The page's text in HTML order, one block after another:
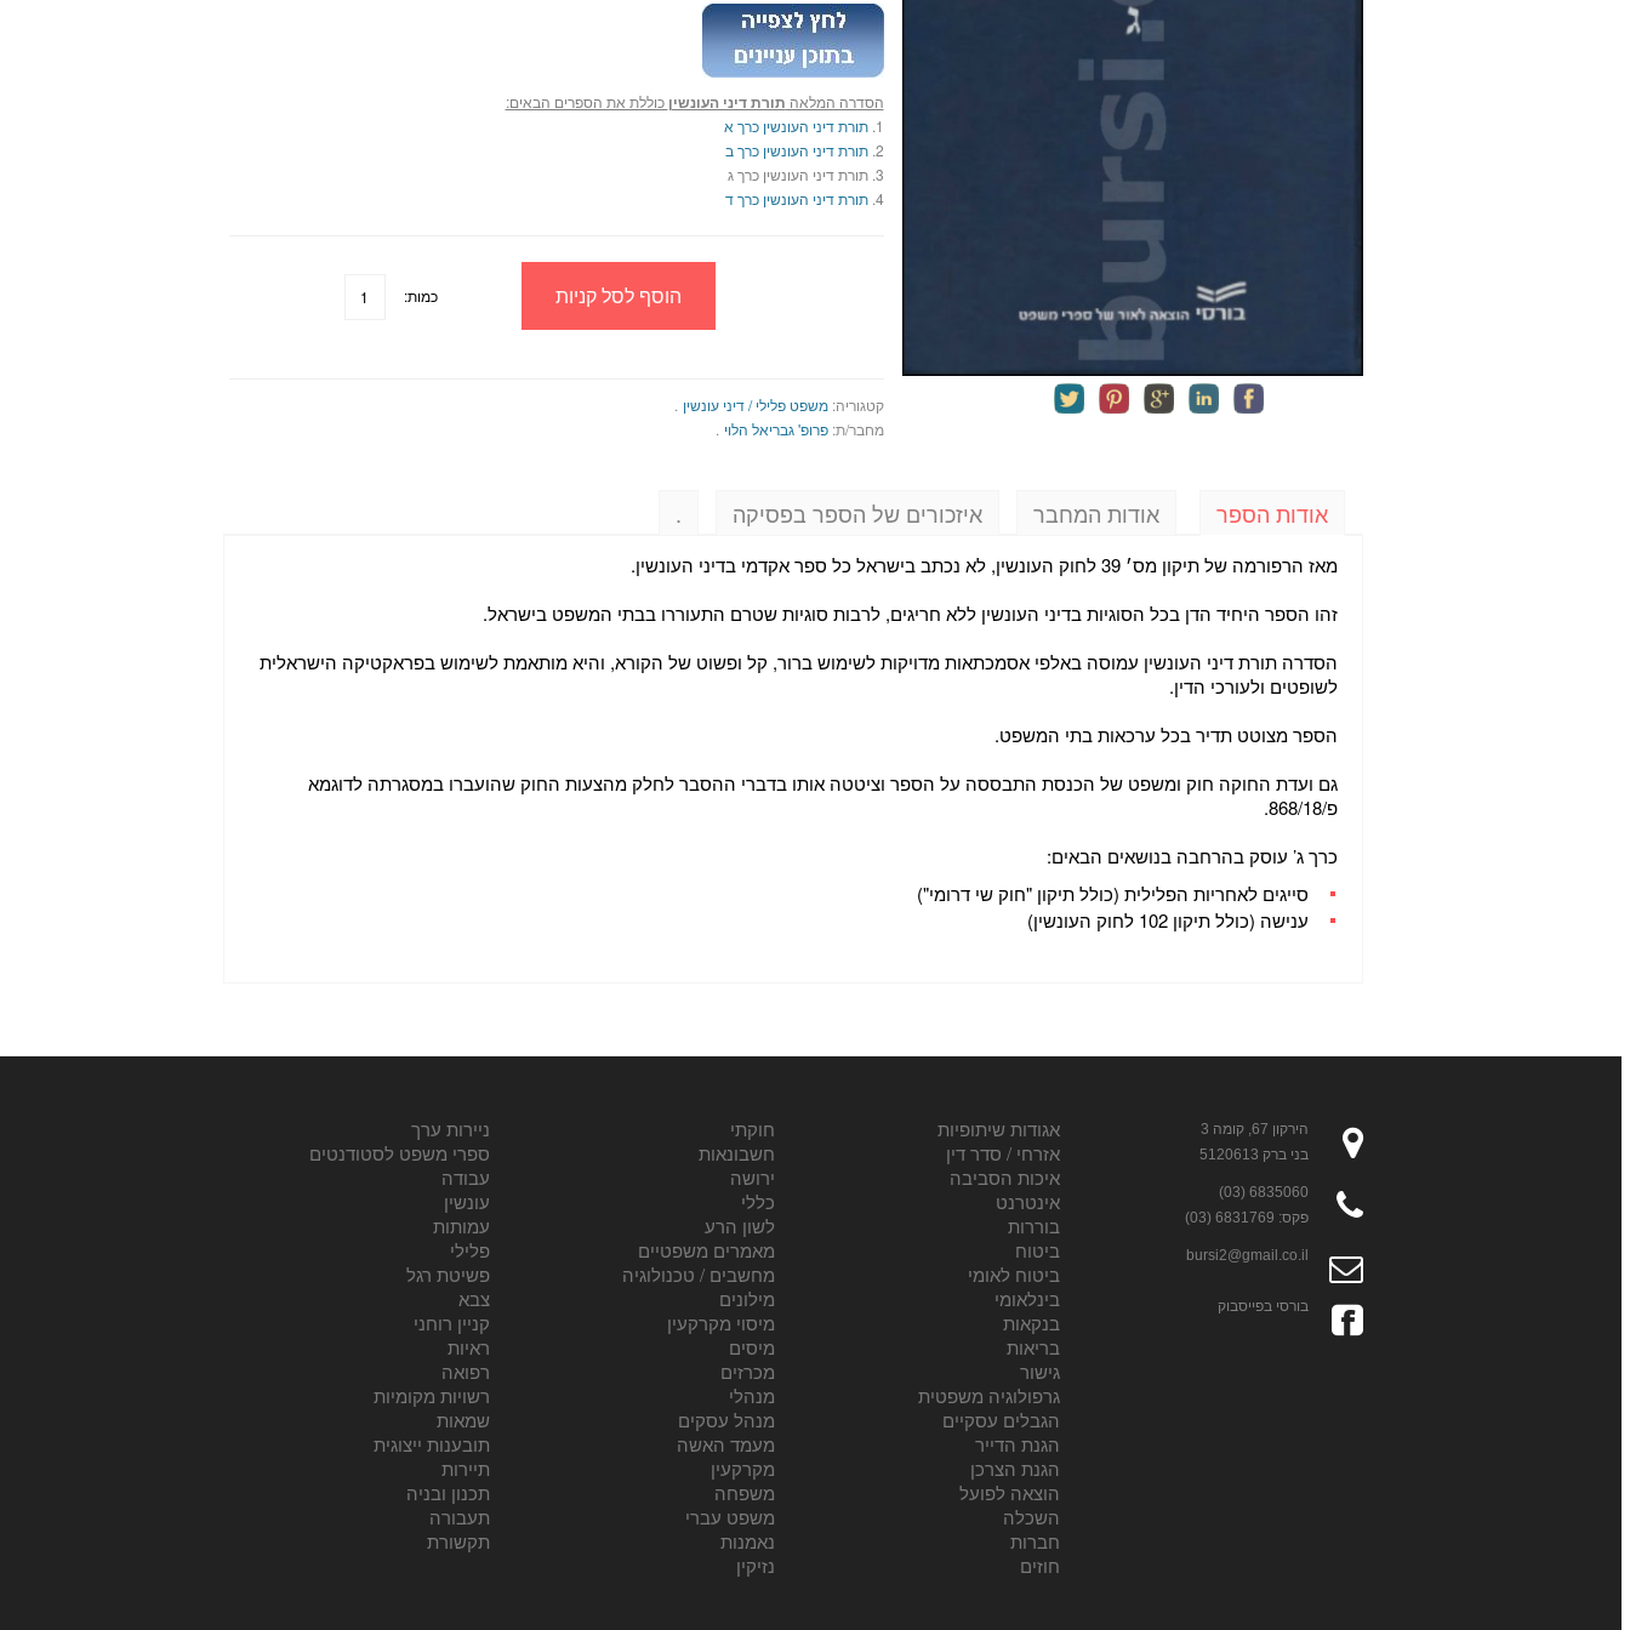
הסדרה המלאה תורת דיני העונשין כוללת את הספרים הבאים:
1. תורת דיני העונשין כרך א
2. תורת דיני העונשין כרך ב
3. תורת דיני העונשין כרך ג
4. תורת דיני העונשין כרך ד
כמות: הוסף לסל קניות
קטגוריה:משפט פלילי / דיני עונשין .
מחבר/ת:פרופ' גבריאל הלוי .
אודות הספר
מאז הרפורמה של תיקון מס׳ 39 לחוק העונשין, לא נכתב בישראל כל ספר אקדמי בדיני העונשין.
זהו הספר היחיד הדן בכל הסוגיות בדיני העונשין ללא חריגים, לרבות סוגיות שטרם התעוררו בבתי המשפט בישראל.
הסדרה תורת דיני העונשין עמוסה באלפי אסמכתאות מדויקות לשימוש ברור, קל ופשוט של הקורא, והיא מותאמת לשימוש בפראקטיקה הישראלית
לשופטים ולעורכי הדין.
הספר מצוטט תדיר בכל ערכאות בתי המשפט.
גם ועדת החוקה חוק ומשפט של הכנסת התבססה על הספר וציטטה אותו בדברי ההסבר לחלק מהצעות החוק שהועברו במסגרתה לדוגמא
פ/868/18.
כרך ג’ עוסק בהרחבה בנושאים הבאים:
סייגים לאחריות הפלילית (כולל תיקון "חוק שי דרומי")
ענישה (כולל תיקון 102 לחוק העונשין)
אודות המחבר איזכורים של הספר בפסיקה .
הירקון 67, קומה 3
בני ברק 5120613
6835060 (03)
פקס: 6831769 (03)
bursi2@gmail.co.il
בורסי בפייסבוק
אגודות שיתופיות
אזרחי / סדר דין
איכות הסביבה
אינטרנט
בוררות
ביטוח
ביטוח לאומי
בינלאומי
בנקאות
בריאות
גישור
גרפולוגיה משפטית
הגבלים עסקיים
הגנת הדייר
הגנת הצרכן
הוצאה לפועל
השכלה
חברות
חוזים
חוקתי
חשבונאות
ירושה
כללי
לשון הרע
מאמרים משפטיים
מחשבים / טכנולוגיה
מילונים
מיסוי מקרקעין
מיסים
מכרזים
מנהלי
מנהל עסקים
מעמד האשה
מקרקעין
משפחה
משפט עברי
נאמנות
נזיקין
ניירות ערך
ספרי משפט לסטודנטים
עבודה
עונשין
עמותות
פלילי
פשיטת רגל
צבא
קניין רוחני
ראיות
רפואה
רשויות מקומיות
שמאות
תובענות ייצוגית
תיירות
תכנון ובניה
תעבורה
תקשורת